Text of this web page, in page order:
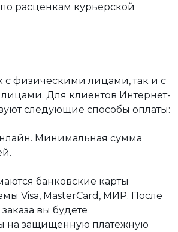
расценкам курьерской
с физическими лицами, так и с
Для клиентов Интернет-
следующие способы оплаты:
Минимальная сумма
банковские карты
Visa, MasterCard, МИР. После
вы будете
на защищенную платежную